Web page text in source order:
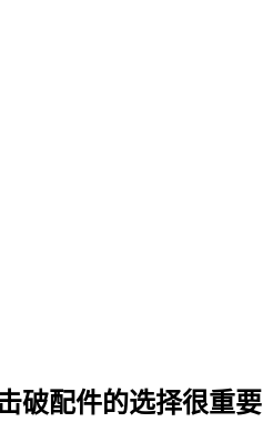
破配件的选择很重要